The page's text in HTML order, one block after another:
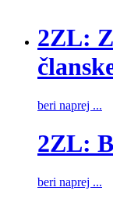
2ZL:
beri naprej ...
2ZL:
beri naprej ...